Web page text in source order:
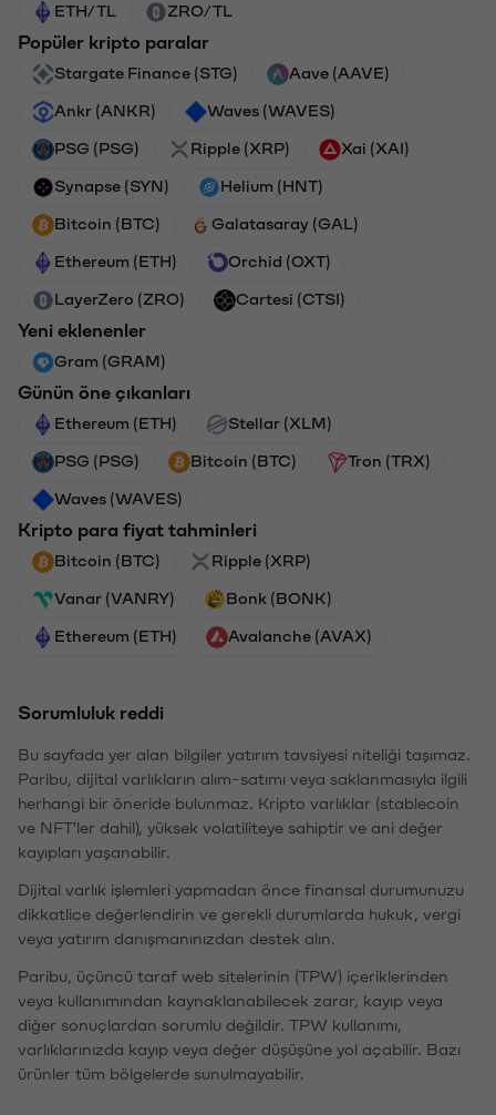
ETH/TL ZRO/TL
Popüler kripto paralar
Stargate Finance (STG) Aave (AAVE)
Ankr (ANKR) Waves (WAVES)
PSG (PSG) Ripple (XRP) Xai (XAI)
Synapse (SYN) Helium (HNT)
Bitcoin (BTC) Galatasaray (GAL)
Ethereum (ETH) Orchid (OXT)
LayerZero (ZRO) Cartesi (CTSI)
Yeni eklenenler
Gram (GRAM)
Günün öne çıkanları
Ethereum (ETH) Stellar (XLM)
PSG (PSG) Bitcoin (BTC) Tron (TRX)
Waves (WAVES)
Kripto para fiyat tahminleri
Bitcoin (BTC) Ripple (XRP)
Vanar (VANRY) Bonk (BONK)
Ethereum (ETH) Avalanche (AVAX)
Sorumluluk reddi
Bu sayfada yer alan bilgiler yatırım tavsiyesi niteliği taşımaz.
Paribu, dijital varlıkların alım-satımı veya saklanmasıyla ilgili
herhangi bir öneride bulunmaz. Kripto varlıklar (stablecoin
ve NFT'ler dahil), yüksek volatiliteye sahiptir ve ani değer
kayıpları yaşanabilir.
Dijital varlık işlemleri yapmadan önce finansal durumunuzu
dikkatlice değerlendirin ve gerekli durumlarda hukuk, vergi
veya yatırım danışmanınızdan destek alın.
Paribu, üçüncü taraf web sitelerinin (TPW) içeriklerinden
veya kullanımından kaynaklanabilecek zarar, kayıp veya
diğer sonuçlardan sorumlu değildir. TPW kullanımı,
varlıklarınızda kayıp veya değer düşüşüne yol açabilir. Bazı
ürünler tüm bölgelerde sunulmayabilir.